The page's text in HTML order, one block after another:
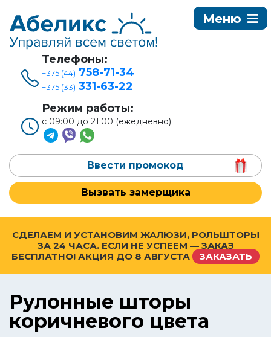
Телефоны:
+375 (44) 758-71-34
+375 (33) 331-63-22
Режим работы:
с 09:00 до 21:00 (ежедневно)
Ввести промокод
Вызвать замерщика
СДЕЛАЕМ И УСТАНОВИМ ЖАЛЮЗИ, РОЛЬШТОРЫ
ЗА 24 ЧАСА. ЕСЛИ НЕ УСПЕЕМ — ЗАКАЗ
БЕСПЛАТНО! АКЦИЯ ДО 8 АВГУСТА ЗАКАЗАТЬ
Рулонные шторы
коричневого цвета